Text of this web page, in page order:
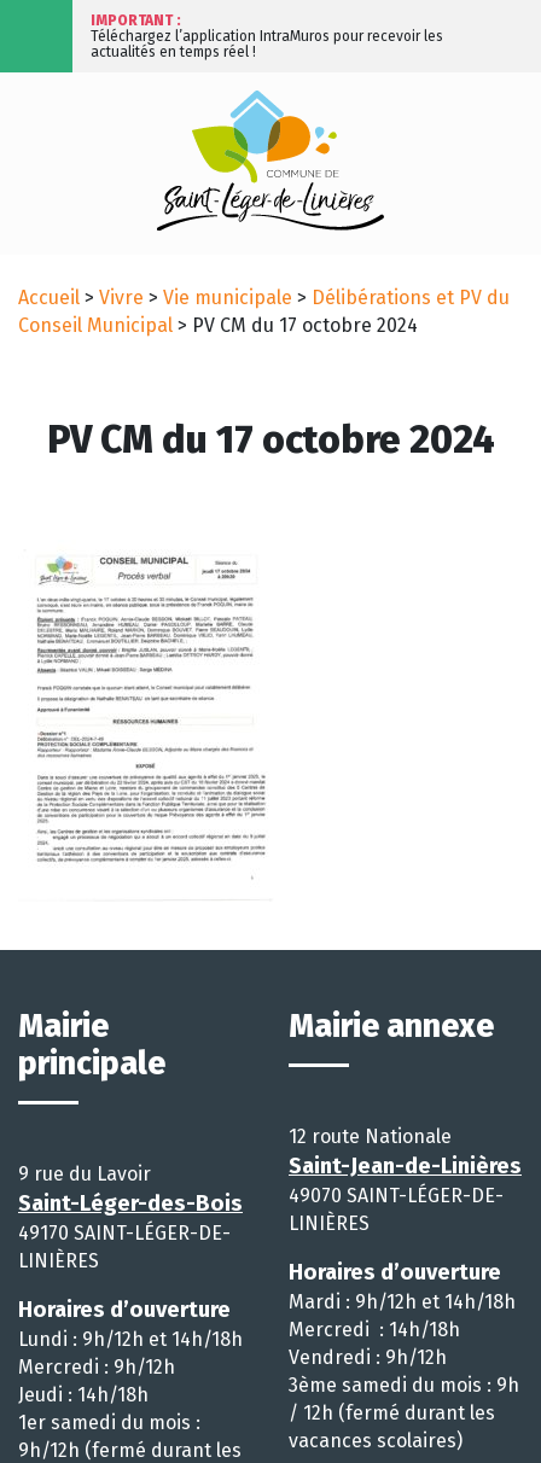
IMPORTANT :
Téléchargez l’application IntraMuros pour recevoir les
actualités en temps réel !
Accueil > Vivre > Vie municipale > Délibérations et PV du
Conseil Municipal > PV CM du 17 octobre 2024
PV CM du 17 octobre 2024
Mairie
principale
9 rue du Lavoir
Saint-Léger-des-Bois
49170 SAINT-LÉGER-DE-
LINIÈRES
Horaires d’ouverture
Lundi : 9h/12h et 14h/18h
Mercredi : 9h/12h
Jeudi : 14h/18h
1er samedi du mois :
9h/12h (fermé durant les
Mairie annexe
12 route Nationale
Saint-Jean-de-Linières
49070 SAINT-LÉGER-DE-
LINIÈRES
Horaires d’ouverture
Mardi : 9h/12h et 14h/18h
Mercredi : 14h/18h
Vendredi : 9h/12h
3ème samedi du mois : 9h
/ 12h (fermé durant les
vacances scolaires)